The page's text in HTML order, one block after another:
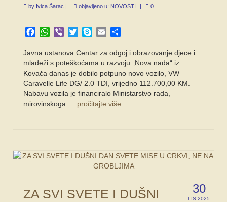
by Ivica Šarac | objavljeno u: NOVOSTI | 0
Facebook
WhatsApp
Viber TwitterSkypeEmail
Javna ustanova Centar za odgoj i obrazovanje djece i
mladeži s poteškoćama u razvoju „Nova nada“ iz
Kovača danas je dobilo potpuno novo vozilo, VW
Caravelle Life DG/ 2.0 TDI, vrijedno 112.700,00 KM.
Nabavu vozila je financiralo Ministarstvo rada,
mirovinskoga … pročitajte više
30
LIS 2025
ZA SVI SVETE I DUŠNI